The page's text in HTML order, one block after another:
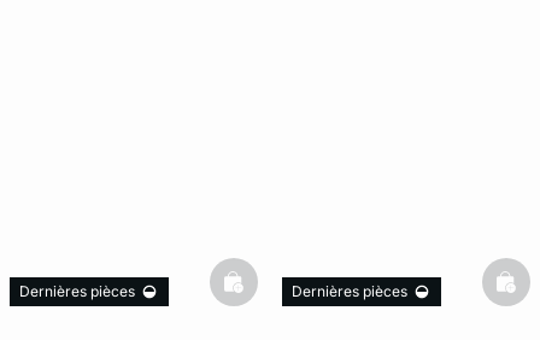
Dernières pièces basketfullDernières pièces